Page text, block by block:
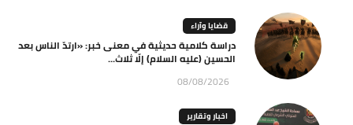
قضايا وآراء
دراسة كلامية حديثية في معنى خبر: «ارتدّ الناس بعد
الحسين (عليه السلام) إلّا ثلاث...
08/08/2026
اخبار وتقارير